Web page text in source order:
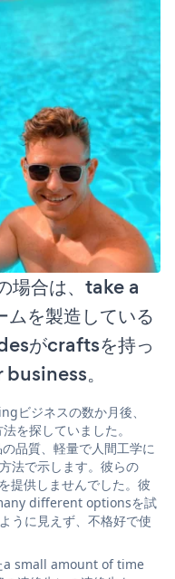
場合は、take a
を製造している
がcraftsを持っ
。
ビジネスの数か月後、
を探していました。
品質、軽量で人間工学に
法で示します。彼らの
提供しませんでした。彼
different optionsを試
うに見えず、不格好で使
a small amount of time